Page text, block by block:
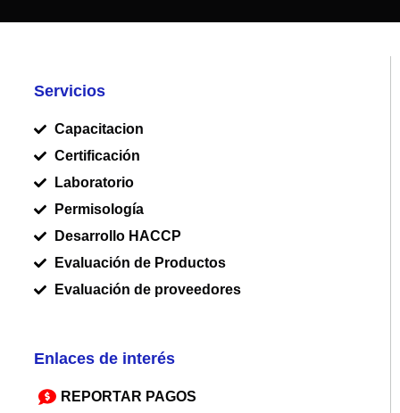
Servicios
Capacitacion
Certificación
Laboratorio
Permisología
Desarrollo HACCP
Evaluación de Productos
Evaluación de proveedores
Enlaces de interés
REPORTAR PAGOS